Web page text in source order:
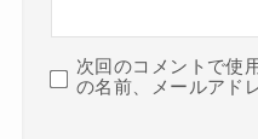
次回のコメントで使
の名前、メールアド